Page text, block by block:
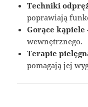
Techniki
poprawiają
Gorące kąpiele
wewnętrznego.
Terapie
pomagają jej